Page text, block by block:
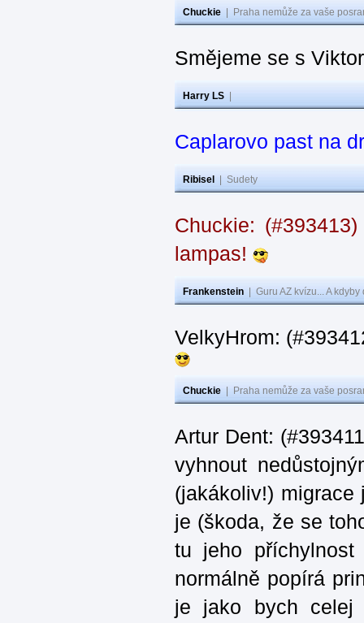
Chuckie Praha nemůže za vaše
Smějeme se s
Harry LS
Caplarovo past na
Ribisel Sudety
Chuckie:
lampas!
Frankenstein Guru AZ kvízu... A
VelkyHrom:
Chuckie Praha nemůže za vaše
Artur Dent:
vyhnout
(jakákoliv!)
je (škoda, že se
tu jeho
normálně popírá
je jako bych celej